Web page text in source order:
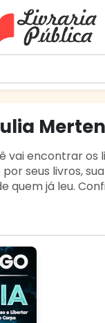
Biblioteca Virtual
vai encontrar os
seus livros,
quem já leu.